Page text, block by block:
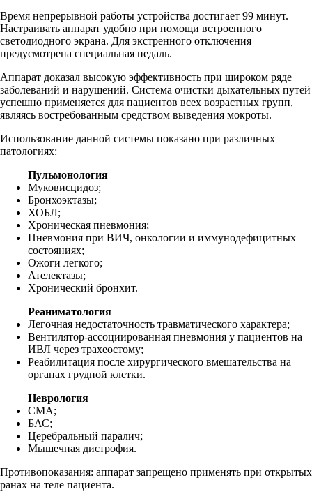
Время непрерывной работы устройства достигает 99 минут.
Настраивать аппарат удобно при помощи встроенного
светодиодного экрана. Для экстренного отключения
предусмотрена специальная педаль.
Аппарат доказал высокую эффективность при широком ряде
заболеваний и нарушений. Система очистки дыхательных путей
успешно применяется для пациентов всех возрастных групп,
являясь востребованным средством выведения мокроты.
Использование данной системы показано при различных
патологиях:
Пульмонология
Муковисцидоз;
Бронхоэктазы;
ХОБЛ;
Хроническая пневмония;
Пневмония при ВИЧ, онкологии и иммунодефицитных
состояниях;
Ожоги легкого;
Ателектазы;
Хронический бронхит.
Реаниматология
Легочная недостаточность травматического характера;
Вентилятор-ассоциированная пневмония у пациентов на
ИВЛ через трахеостому;
Реабилитация после хирургического вмешательства на
органах грудной клетки.
Неврология
СМА;
БАС;
Церебральный паралич;
Мышечная дистрофия.
Противопоказания: аппарат запрещено применять при открытых
ранах на теле пациента.